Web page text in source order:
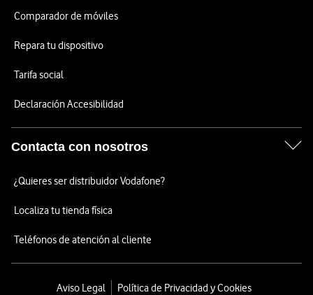
Comparador de móviles
Repara tu dispositivo
Tarifa social
Declaración Accesibilidad
Contacta con nosotros
¿Quieres ser distribuidor Vodafone?
Localiza tu tienda física
Teléfonos de atención al cliente
Aviso Legal
Política de Privacidad y Cookies